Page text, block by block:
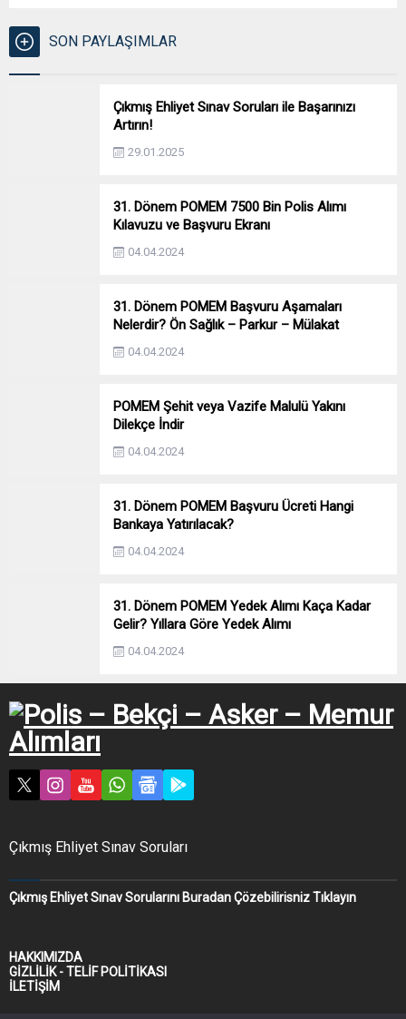
SON PAYLAŞIMLAR
Çıkmış Ehliyet Sınav Soruları ile Başarınızı
Artırın!
29.01.2025
31. Dönem POMEM 7500 Bin Polis Alımı
Kılavuzu ve Başvuru Ekranı
04.04.2024
31. Dönem POMEM Başvuru Aşamaları
Nelerdir? Ön Sağlık – Parkur – Mülakat
04.04.2024
POMEM Şehit veya Vazife Malulü Yakını
Dilekçe İndir
04.04.2024
31. Dönem POMEM Başvuru Ücreti Hangi
Bankaya Yatırılacak?
04.04.2024
31. Dönem POMEM Yedek Alımı Kaça Kadar
Gelir? Yıllara Göre Yedek Alımı
04.04.2024
Çıkmış Ehliyet Sınav Soruları
Çıkmış Ehliyet Sınav Sorularını Buradan Çözebilirisniz Tıklayın
HAKKIMIZDA
GİZLİLİK - TELİF POLİTİKASI
İLETİŞİM